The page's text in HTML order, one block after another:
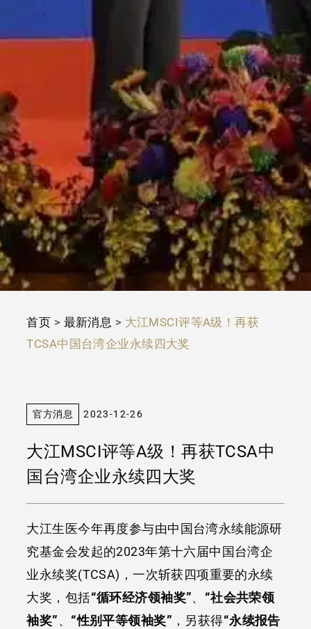
首页 > 最新消息 > 大江MSCI评等A级！再获
TCSA中国台湾企业永续四大奖
官方消息 2023-12-26
大江MSCI评等A级！再获TCSA中
国台湾企业永续四大奖
大江生医今年再度参与由中国台湾永续能源研
究基金会发起的2023年第十六届中国台湾企
业永续奖(TCSA)，一次斩获四项重要的永续
大奖，包括“循环经济领袖奖”、 “社会共荣领
袖奖”、 “性别平等领袖奖” ，另获得“永续报告